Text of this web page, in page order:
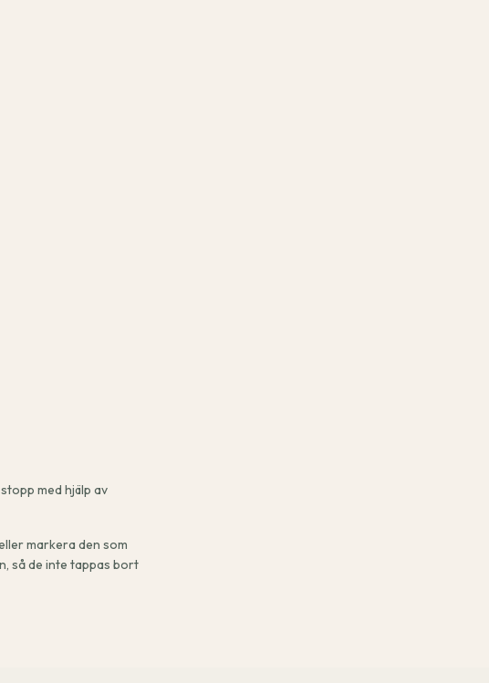
med hjälp av
markera den som
så de inte tappas bort